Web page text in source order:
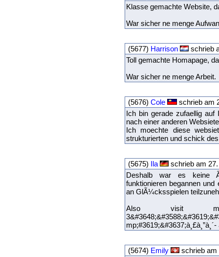
Klasse gemachte Website,
War sicher ne menge
(5677) Harrison
schrieb
Toll gemachte Homapage,
War sicher ne menge Arbeit.
(5676) Cole
schrieb am
Ich bin gerade zufaellig auf
nach einer anderen
Ich moechte diese
strukturierten und schick
(5675) Ila
schrieb am
Deshalb war es keine
funktionieren begannen
an GlÃ¼cksspielen
Also visit
(5674) Emily
schrieb